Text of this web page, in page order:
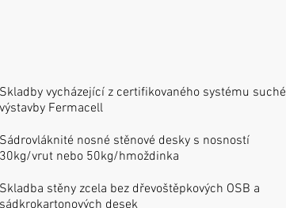
Skladby vycházející z certifikovaného systému suché
výstavby Fermacell
Sádrovláknité nosné stěnové desky s nosností
30kg/vrut nebo 50kg/hmoždinka
Skladba stěny zcela bez dřevoštěpkových OSB a
sádkrokartonových desek